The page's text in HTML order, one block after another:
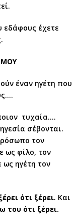
εδάφους έχετε
έναν ηγέτη που
τυχαία….
σέβονται.
τον
ως φίλο, τον
ηγέτη τον
ότι ξέρει. Και
του ότι ξέρει.